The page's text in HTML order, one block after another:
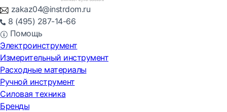
zakaz04@instrdom.ru
8 (495) 287-14-66
Помощь
Электроинструмент
Измерительный инструмент
Расходные материалы
Ручной инструмент
Силовая техника
Бренды